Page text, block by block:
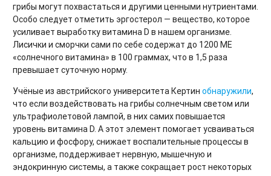
грибы могут похвастаться и другими ценными нутриентами.
Особо следует отметить эргостерол — вещество, которое
усиливает выработку витамина D в нашем организме.
Лисички и сморчки сами по себе содержат до 1200 МЕ
«солнечного витамина» в 100 граммах, что в 1,5 раза
превышает суточную норму.
Учёные из австрийского университета Кертин обнаружили,
что если воздействовать на грибы солнечным светом или
ультрафиолетовой лампой, в них самих повышается
уровень витамина D. А этот элемент помогает усваиваться
кальцию и фосфору, снижает воспалительные процессы в
организме, поддерживает нервную, мышечную и
эндокринную системы, а также сокращает рост некоторых